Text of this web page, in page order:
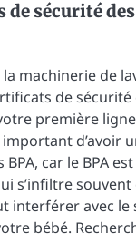
sécurité
machinerie de
de sécurité
première
d’avoir
car le BPA
s’infiltre souvent
interférer avec le
bébé.